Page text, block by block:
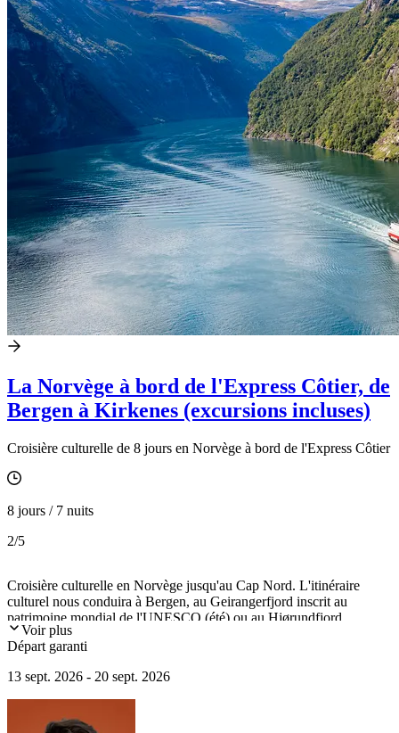
La Norvège à bord de l'Express Côtier, de
Bergen à Kirkenes (excursions incluses)
Croisière culturelle de 8 jours en Norvège à bord de l'Express Côtier
8 jours / 7 nuits
2/5
Croisière culturelle en Norvège jusqu'au Cap Nord. L'itinéraire
culturel nous conduira à Bergen, au Geirangerfjord inscrit au
patrimoine mondial de l'UNESCO (été) ou au Hjørundfjord
(automne), à Trondheim, à Tromsø.
Voir plus
Départ garanti
13 sept. 2026 - 20 sept. 2026